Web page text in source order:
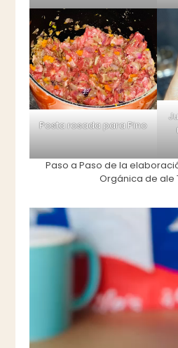
Posta rosada para Pino
Paso a Paso de la
Orgánica de ale